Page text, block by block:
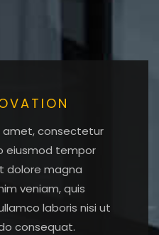
amet, consectetur
eiusmod tempor
dolore magna
veniam, quis
laboris nisi ut
consequat.